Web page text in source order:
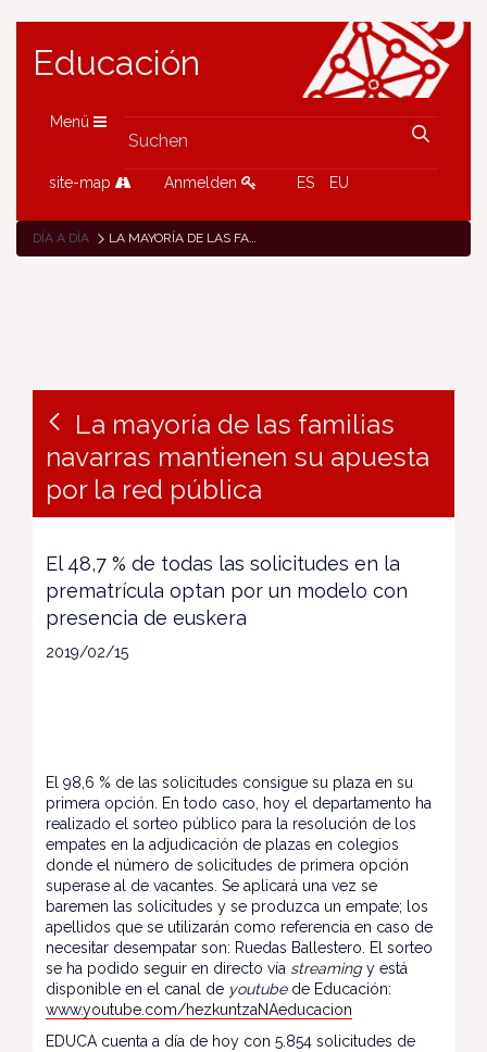
Educación
Menü
site-map Anmelden ES EU
DÍA A DÍA LA MAYORÍA DE LAS FAMILIAS NAVARRAS MANTIENEN SU APUESTA POR LA RED PÚBLICA
La mayoría de las familias
navarras mantienen su apuesta
por la red pública
El 48,7 % de todas las solicitudes en la
prematrícula optan por un modelo con
presencia de euskera
2019/02/15
El 98,6 % de las solicitudes consigue su plaza en su
primera opción. En todo caso, hoy el departamento ha
realizado el sorteo público para la resolución de los
empates en la adjudicación de plazas en colegios
donde el número de solicitudes de primera opción
superase al de vacantes. Se aplicará una vez se
baremen las solicitudes y se produzca un empate; los
apellidos que se utilizarán como referencia en caso de
necesitar desempatar son: Ruedas Ballestero. El sorteo
se ha podido seguir en directo vía streamingy está
disponible en el canal de youtubede Educación:
www.youtube.com/hezkuntzaNAeducacion
EDUCA cuenta a día de hoy con 5.854 solicitudes de